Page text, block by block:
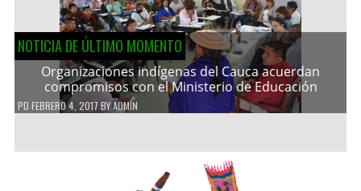
NOTICIA DE ÚLTIMO MOMENTO
Organizaciones indígenas del Cauca acuerdan
compromisos con el Ministerio de Educación
PD FEBRERO 4, 2017 BYADMIN